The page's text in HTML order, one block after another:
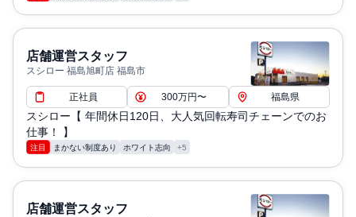
店舗運営スタッフ
スシロー 福島旭町店 福島市
正社員 300万円〜 福島県
スシロー【 年間休日120日、大人気回転寿司チェーンでのお
仕事！ 】
注目 まかない制度あり ホワイト志向 +5
店舗運営スタッフ